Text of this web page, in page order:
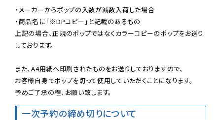
・メーカーからポップの入数が減数入荷した場合
・商品名に「※DPコピー」と記載のあるもの
上記の場合、正規のポップではなくカラーコピーのポップをお送り
しております。
また、A4用紙へ印刷されたものをお送りしておりますので、
お客様自身でポップを切って使用していただくことになります。
予めご了承の程、お願い致します。
一次予約の締め切りについて